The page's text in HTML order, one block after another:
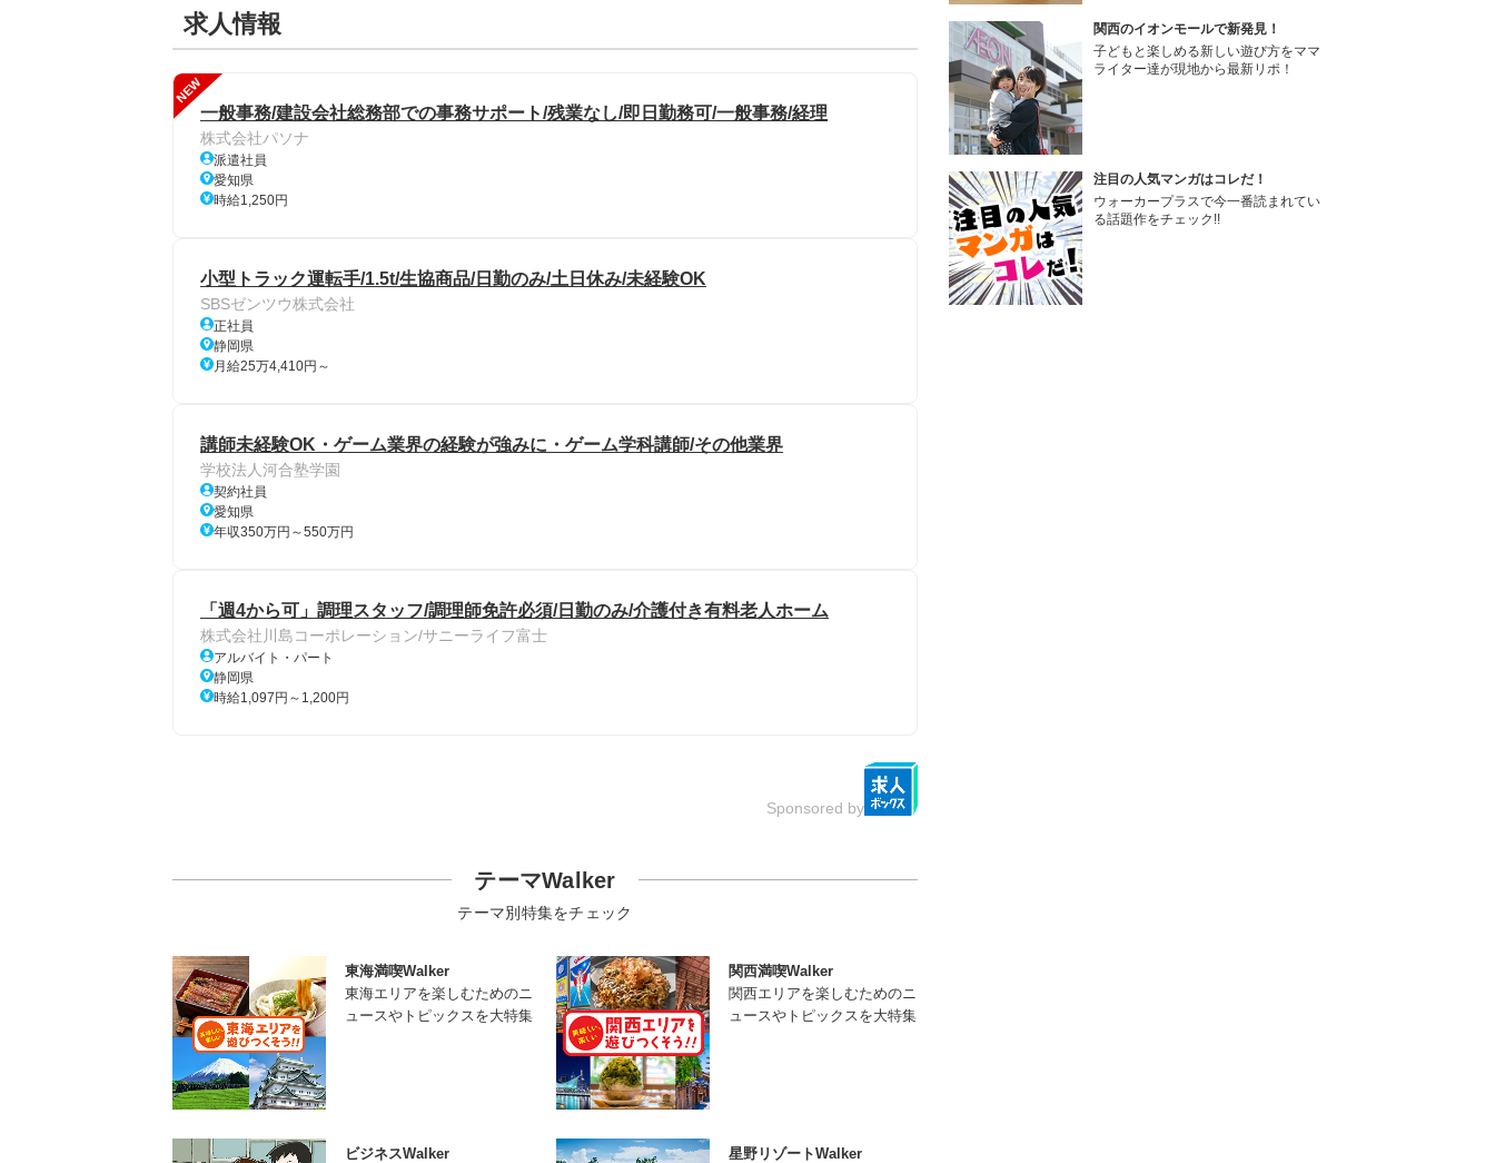
求人情報
NEW
一般事務/建設会社総務部での事務サポート/残業なし/即日勤務可/一般事務/経理
株式会社パソナ
派遣社員
愛知県
時給1,250円
小型トラック運転手/1.5t/生協商品/日勤のみ/土日休み/未経験OK
SBSゼンツウ株式会社
正社員
静岡県
月給25万4,410円～
講師未経験OK・ゲーム業界の経験が強みに・ゲーム学科講師/その他業界
学校法人河合塾学園
契約社員
愛知県
年収350万円～550万円
「週4から可」調理スタッフ/調理師免許必須/日勤のみ/介護付き有料老人ホーム
株式会社川島コーポレーション/サニーライフ富士
アルバイト・パート
静岡県
時給1,097円～1,200円
Sponsored by
テーマWalker
テーマ別特集をチェック
東海満喫Walker
東海エリアを楽しむためのニ
ュースやトピックスを大特集
関西満喫Walker
関西エリアを楽しむためのニ
ュースやトピックスを大特集
ビジネスWalker 星野リゾートWalker
関西のイオンモールで新発見！
子どもと楽しめる新しい遊び方をママ
ライター達が現地から最新リポ！
注目の人気マンガはコレだ！
ウォーカープラスで今一番読まれてい
る話題作をチェック!!